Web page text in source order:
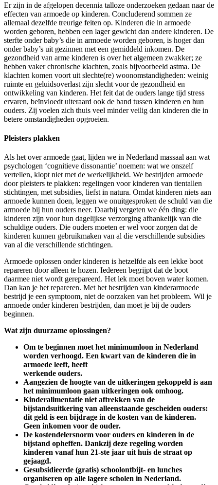
Er zijn in de afgelopen decennia talloze onderzoeken gedaan naar de
effecten van armoede op kinderen. Concluderend sommen ze
allemaal dezelfde treurige feiten op. Kinderen die in armoede
worden geboren, hebben een lager gewicht dan andere kinderen. De
sterfte onder baby’s die in armoede worden geboren, is hoger dan
onder baby’s uit gezinnen met een gemiddeld inkomen. De
gezondheid van arme kinderen is over het algemeen zwakker; ze
hebben vaker chronische klachten, zoals bijvoorbeeld astma. De
klachten komen voort uit slechte(re) woonomstandigheden: weinig
ruimte en geluidsoverlast zijn slecht voor de gezondheid en
ontwikkeling van kinderen. Het feit dat de ouders lange tijd stress
ervaren, beïnvloedt uiteraard ook de band tussen kinderen en hun
ouders. Zij voelen zich thuis veel minder veilig dan kinderen die in
betere omstandigheden opgroeien.
Pleisters plakken
Als het over armoede gaat, lijden we in Nederland massaal aan wat
psychologen ‘cognitieve dissonantie’ noemen: wat we onszelf
vertellen, klopt niet met de werkelijkheid. We bestrijden armoede
door pleisters te plakken: regelingen voor kinderen van tientallen
stichtingen, met subsidies, liefst in natura. Omdat kinderen niets aan
armoede kunnen doen, leggen we onuitgesproken de schuld van die
armoede bij hun ouders neer. Daarbij vergeten we één ding: die
kinderen zijn voor hun dagelijkse verzorging afhankelijk van die
schuldige ouders. Die ouders moeten er wel voor zorgen dat de
kinderen kunnen gebruikmaken van al die verschillende subsidies
van al die verschillende stichtingen.
Armoede oplossen onder kinderen is hetzelfde als een lekke boot
repareren door alleen te hozen. Iedereen begrijpt dat de boot
daarmee niet wordt gerepareerd. Het lek moet boven water komen.
Dan kan je het repareren. Met het bestrijden van kinderarmoede
bestrijd je een symptoom, niet de oorzaken van het probleem. Wil je
armoede onder kinderen bestrijden, dan moet je bij de ouders
beginnen.
Wat zijn duurzame oplossingen?
Om te beginnen moet het minimumloon in Nederland
worden verhoogd. Een kwart van de kinderen die in
armoede leeft, heeft
werkende ouders.
Aangezien de hoogte van de uitkeringen gekoppeld is aan
het minimumloon gaan uitkeringen ook omhoog.
Kinderalimentatie niet aftrekken van de
bijstandsuitkering van alleenstaande gescheiden ouders:
dit geld is een bijdrage in de kosten van de kinderen.
Geen inkomen voor de ouder.
De kostendelersnorm voor ouders en kinderen in de
bijstand opheffen. Dankzij deze regeling worden
kinderen vanaf hun 21-ste jaar uit huis de straat op
gejaagd.
Gesubsidieerde (gratis) schoolontbijt- en lunches
organiseren op alle lagere scholen in Nederland.